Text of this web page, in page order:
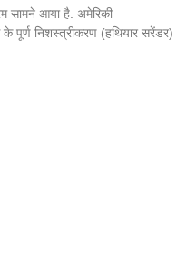
सामने आया है. अमेरिकी
के पूर्ण निशस्त्रीकरण (हथियार सरेंडर)